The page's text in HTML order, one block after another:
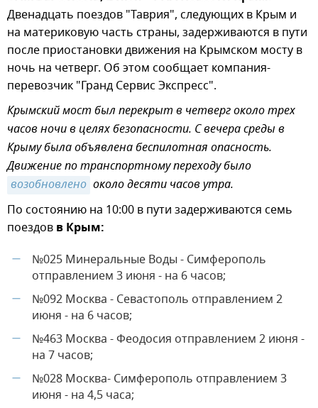
Двенадцать поездов "Таврия", следующих в Крым и
на материковую часть страны, задерживаются в пути
после приостановки движения на Крымском мосту в
ночь на четверг. Об этом сообщает компания-
перевозчик "Гранд Сервис Экспресс".
Крымский мост был перекрыт в четверг около трех
часов ночи в целях безопасности. С вечера среды в
Крыму была объявлена беспилотная опасность.
Движение по транспортному переходу было
возобновлено около десяти часов утра.
По состоянию на 10:00 в пути задерживаются семь
поездов в Крым:
—
№025 Минеральные Воды - Симферополь
отправлением 3 июня - на 6 часов;
—
№092 Москва - Севастополь отправлением 2
июня - на 6 часов;
—
№463 Москва - Феодосия отправлением 2 июня -
на 7 часов;
—
№028 Москва- Симферополь отправлением 3
июня - на 4,5 часа;